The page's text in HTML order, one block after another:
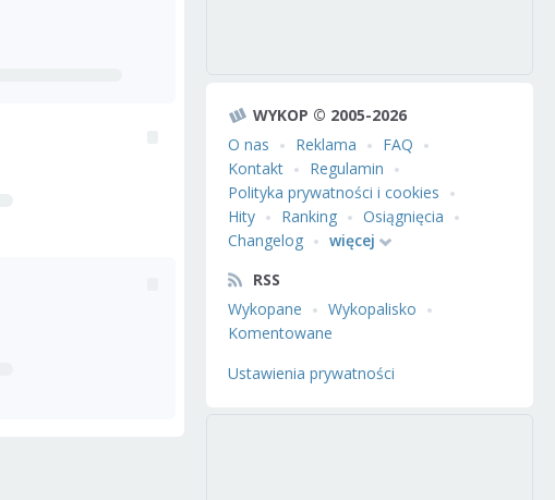
WYKOP © 2005-2026
O nas
Reklama
FAQ
Kontakt
Regulamin
Polityka prywatności i cookies
Hity
Ranking
Osiągnięcia
Changelog
więcej
RSS
Wykopane
Wykopalisko
Komentowane
Ustawienia prywatności